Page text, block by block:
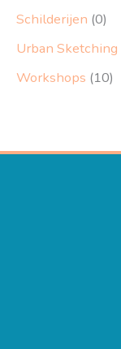
Schilderijen (0)
Urban Sketching
Workshops (10)